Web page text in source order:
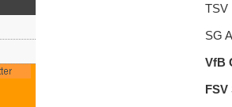
TSV
SG
VfB
FSV